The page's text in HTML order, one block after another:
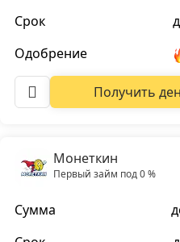
Срок
Одобрение
Получить
Монеткин
Первый займ под 0 %
Сумма